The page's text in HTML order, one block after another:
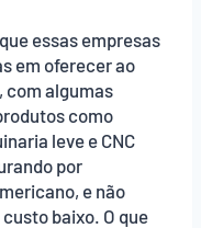
essas empresas
em oferecer ao
com algumas
como
leve e CNC
por
e não
baixo. O que